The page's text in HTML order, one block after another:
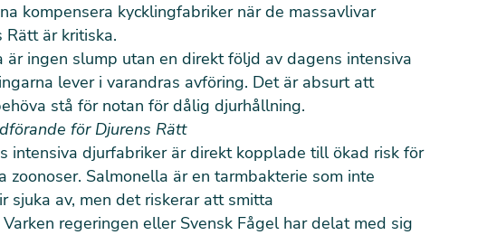
kompensera kycklingfabriker när de massavlivar
Rätt är kritiska.
är ingen slump utan en direkt följd av dagens intensiva
lever i varandras avföring. Det är absurt att
stå för notan för dålig djurhållning.
för Djurens Rätt
intensiva djurfabriker är direkt kopplade till ökad risk för
zoonoser. Salmonella är en tarmbakterie som inte
sjuka av, men det riskerar att smitta
regeringen eller Svensk Fågel har delat med sig